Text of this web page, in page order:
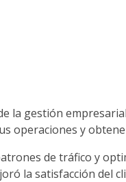
la gestión
operaciones y
de tráfico y
la satisfacción del